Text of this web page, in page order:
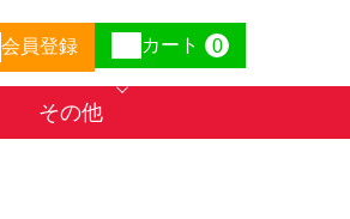
会員登録 カート 0
その他